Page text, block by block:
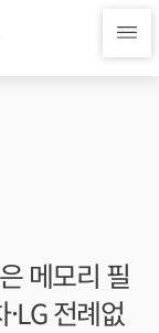
메모리 필
전례없